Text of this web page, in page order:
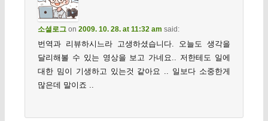
소셜로그on 2009. 10. 28. at 11:32 am said:
번역과 리뷰하시느라 고생하셨습니다. 오늘도 생각을
달리해볼 수 있는 영상을 보고 가네요.. 저한테도 일에
대한 밈이 기생하고 있는것 같아요 .. 일보다 소중한게
많은데 말이죠 ..